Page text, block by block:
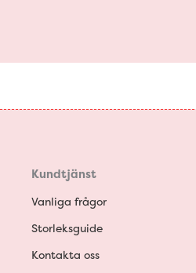
Kundtjänst
Vanliga frågor
Storleksguide
Kontakta oss